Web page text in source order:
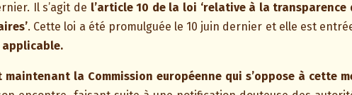
Il s’agit de l’article 10 de la loi ‘relative à la transparence
. Cette loi a été promulguée le 10 juin dernier et elle est
applicable.
la Commission européenne qui s’oppose à cette